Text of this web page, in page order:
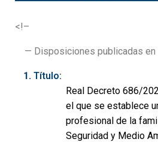
<!–
— Disposiciones publicadas en
Título:
Real Decreto 686/
el que se establece
profesional de la
Seguridad y Medio